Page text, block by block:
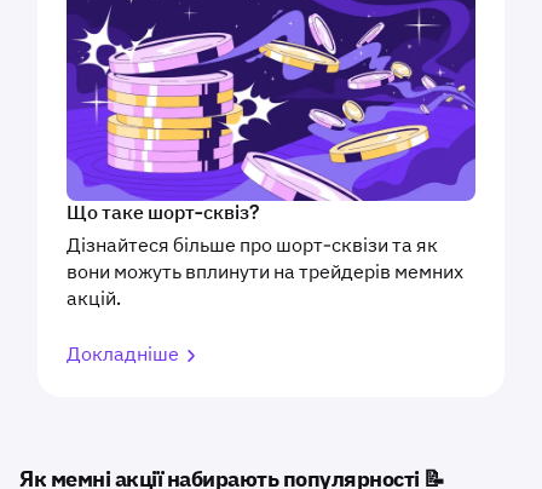
Що таке шорт-сквіз?
Дізнайтеся більше про шорт-сквізи та як
вони можуть вплинути на трейдерів мемних
акцій.
Докладніше
Як мемні акції набирають популярності 📝